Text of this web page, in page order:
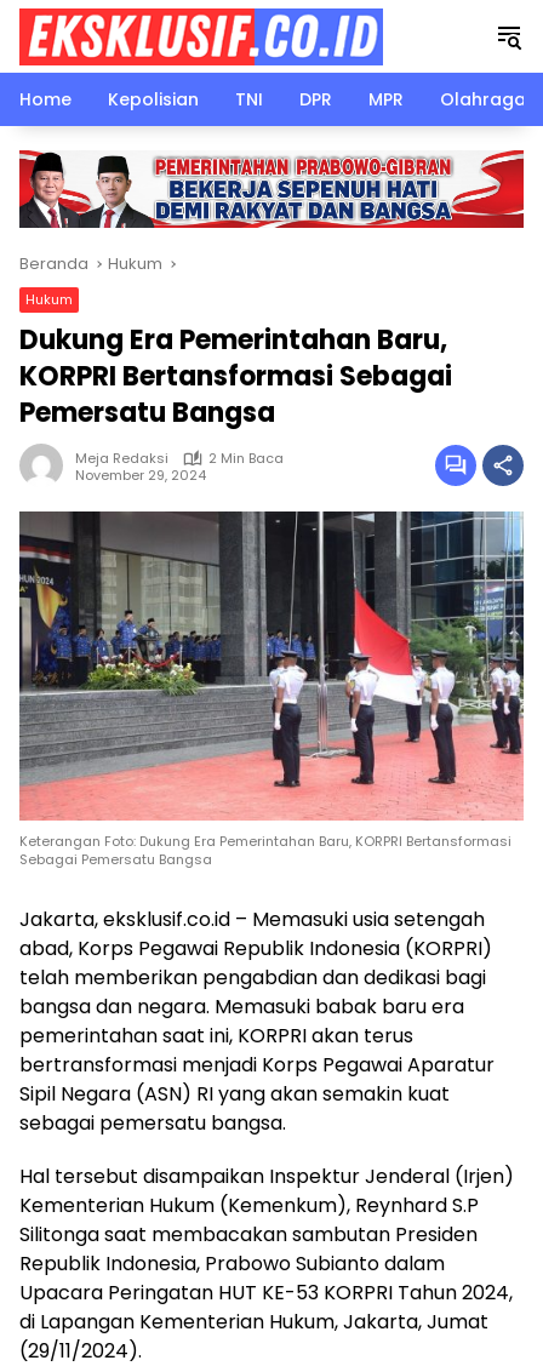
Langsung
konten
Home
Kepolisian TNI DPR MPR Olahraga
Beranda Hukum
Hukum
Dukung Era Pemerintahan Baru,
KORPRI Bertansformasi Sebagai
Pemersatu Bangsa
Meja Redaksi
2 Min Baca
November 29, 2024
Keterangan Foto: Dukung Era Pemerintahan Baru, KORPRI Bertansformasi
Sebagai Pemersatu Bangsa
Jakarta, eksklusif.co.id – Memasuki usia setengah
abad, Korps Pegawai Republik Indonesia (KORPRI)
telah memberikan pengabdian dan dedikasi bagi
bangsa dan negara. Memasuki babak baru era
pemerintahan saat ini, KORPRI akan terus
bertransformasi menjadi Korps Pegawai Aparatur
Sipil Negara (ASN) RI yang akan semakin kuat
sebagai pemersatu bangsa.
Hal tersebut disampaikan Inspektur Jenderal (Irjen)
Kementerian Hukum (Kemenkum), Reynhard S.P
Silitonga saat membacakan sambutan Presiden
Republik Indonesia, Prabowo Subianto dalam
Upacara Peringatan HUT KE-53 KORPRI Tahun 2024,
di Lapangan Kementerian Hukum, Jakarta, Jumat
(29/11/2024).